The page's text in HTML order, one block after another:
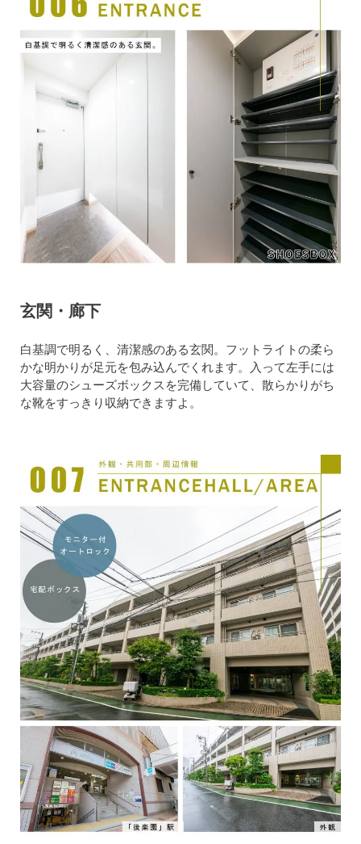
玄関・廊下
白基調で明るく、清潔感のある玄関。フットライトの柔ら
かな明かりが足元を包み込んでくれます。入って左手には
大容量のシューズボックスを完備していて、散らかりがち
な靴をすっきり収納できますよ。